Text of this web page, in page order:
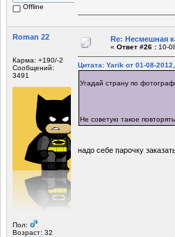
Offline
Roman 22
Карма: +190/-2
Сообщений:
3491
Пол:
Возраст: 32
Re: Несмешная
« Ответ #26 : 10-
Цитата: Yarik от 01-08-
Угадай страну по
Не советую такое
надо себе парочку